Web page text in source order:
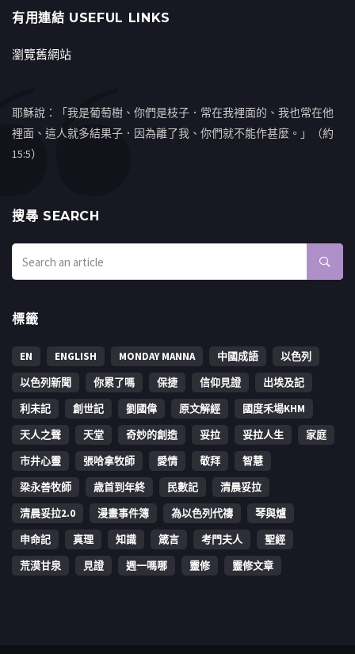
有用連結 USEFUL LINKS
瀏覽舊網站
耶穌說：「我是葡萄樹、你們是枝子．常在我裡面的、我也常在他
裡面、這人就多結果子．因為離了我、你們就不能作甚麼。」（約
15:5）
搜㝷 SEARCH
標籤
EN ENGLISH MONDAY MANNA 中國成語
以色列
以色列新聞
你累了嗎 保捷 信仰見證
出埃及記
利未記
創世記 劉國偉 原文解經
國度禾場KHM
天人之聲
天堂 奇妙的創造 妥拉 妥拉人生
家庭
市井心靈
張哈拿牧師 愛情 敬拜
智慧
梁永善牧師
歳首到年終 民數記
清晨妥拉
清晨妥拉2.0
漫畫事件簿 為以色列代禱
琴與爐
申命記
真理 知識 箴言 考門夫人
聖經
荒漠甘泉
見證 週一嗎哪 靈修 靈修文章